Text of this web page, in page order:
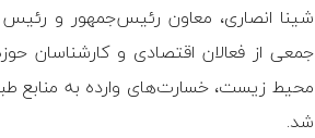
شینا انصاری، معاون رئیس‌جمهور و
جمعی از فعالان اقتصادی و کارشناسان
محیط زیست، خسارت‌های وارده به منابع
شد.